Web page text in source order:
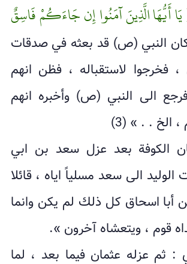
أَيُّهَا الَّذِينَ آمَنُوا إِن جَاءَكُمْ فَاسِقٌ
النبي (ص) قد بعثه في صدقات
فخرجوا لاستقباله ، فظن انهم
فرجع الى النبي (ص) وأخبره انهم
الخ . . » (3)
الكوفة بعد عزل سعد بن ابي
الى سعد مسلياً اياه ، قائلا
أبا اسحاق كل ذلك لم يكن وانما
قوم ، ويتعشاه آخرون ».
: ثم عزله عثمان فيما بعد ، لما